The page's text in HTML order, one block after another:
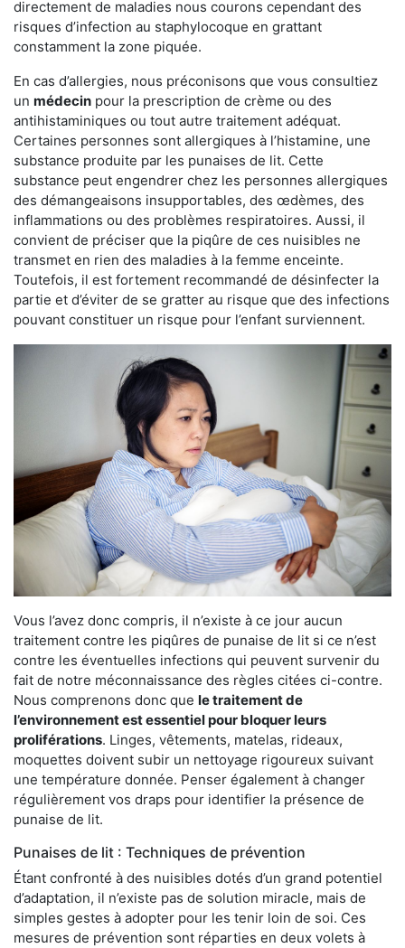
directement de maladies nous courons cependant des
risques d’infection au staphylocoque en grattant
constamment la zone piquée.
En cas d’allergies, nous préconisons que vous consultiez
un médecin pour la prescription de crème ou des
antihistaminiques ou tout autre traitement adéquat.
Certaines personnes sont allergiques à l’histamine, une
substance produite par les punaises de lit. Cette
substance peut engendrer chez les personnes allergiques
des démangeaisons insupportables, des œdèmes, des
inflammations ou des problèmes respiratoires. Aussi, il
convient de préciser que la piqûre de ces nuisibles ne
transmet en rien des maladies à la femme enceinte.
Toutefois, il est fortement recommandé de désinfecter la
partie et d’éviter de se gratter au risque que des infections
pouvant constituer un risque pour l’enfant surviennent.
Vous l’avez donc compris, il n’existe à ce jour aucun
traitement contre les piqûres de punaise de lit si ce n’est
contre les éventuelles infections qui peuvent survenir du
fait de notre méconnaissance des règles citées ci-contre.
Nous comprenons donc que le traitement de
l’environnement est essentiel pour bloquer leurs
proliférations. Linges, vêtements, matelas, rideaux,
moquettes doivent subir un nettoyage rigoureux suivant
une température donnée. Penser également à changer
régulièrement vos draps pour identifier la présence de
punaise de lit.
Punaises de lit : Techniques de prévention
Étant confronté à des nuisibles dotés d’un grand potentiel
d’adaptation, il n’existe pas de solution miracle, mais de
simples gestes à adopter pour les tenir loin de soi. Ces
mesures de prévention sont réparties en deux volets à